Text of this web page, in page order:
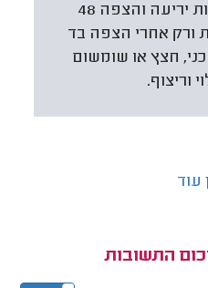
שכבות יריעה והצפה 48
ורק אחרי הצפה בד
חצץ או שומשום
וריצוף.
עוד
התשובות